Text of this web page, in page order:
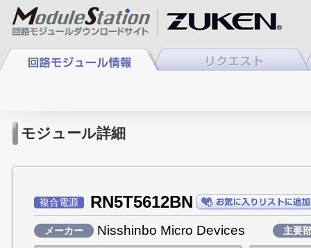
モジュール詳細
複合電源 RN5T5612BN
メーカー Nisshinbo Micro Devices 主要